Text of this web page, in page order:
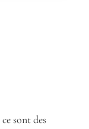
sont des